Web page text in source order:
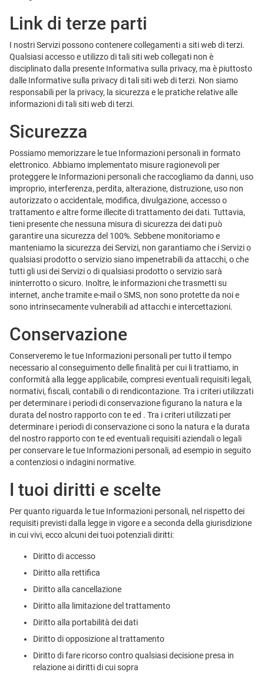
Link di terze parti
I nostri Servizi possono contenere collegamenti a siti web di terzi.
Qualsiasi accesso e utilizzo di tali siti web collegati non è
disciplinato dalla presente Informativa sulla privacy, ma è piuttosto
dalle Informative sulla privacy di tali siti web di terzi. Non siamo
responsabili per la privacy, la sicurezza e le pratiche relative alle
informazioni di tali siti web di terzi.
Sicurezza
Possiamo memorizzare le tue Informazioni personali in formato
elettronico. Abbiamo implementato misure ragionevoli per
proteggere le Informazioni personali che raccogliamo da danni, uso
improprio, interferenza, perdita, alterazione, distruzione, uso non
autorizzato o accidentale, modifica, divulgazione, accesso o
trattamento e altre forme illecite di trattamento dei dati. Tuttavia,
tieni presente che nessuna misura di sicurezza dei dati può
garantire una sicurezza del 100%. Sebbene monitoriamo e
manteniamo la sicurezza dei Servizi, non garantiamo che i Servizi o
qualsiasi prodotto o servizio siano impenetrabili da attacchi, o che
tutti gli usi dei Servizi o di qualsiasi prodotto o servizio sarà
ininterrotto o sicuro. Inoltre, le informazioni che trasmetti su
internet, anche tramite e-mail o SMS, non sono protette da noi e
sono intrinsecamente vulnerabili ad attacchi e intercettazioni.
Conservazione
Conserveremo le tue Informazioni personali per tutto il tempo
necessario al conseguimento delle finalità per cui li trattiamo, in
conformità alla legge applicabile, compresi eventuali requisiti legali,
normativi, fiscali, contabili o di rendicontazione. Tra i criteri utilizzati
per determinare i periodi di conservazione figurano la natura e la
durata del nostro rapporto con te ed . Tra i criteri utilizzati per
determinare i periodi di conservazione ci sono la natura e la durata
del nostro rapporto con te ed eventuali requisiti aziendali o legali
per conservare le tue Informazioni personali, ad esempio in seguito
a contenziosi o indagini normative.
I tuoi diritti e scelte
Per quanto riguarda le tue Informazioni personali, nel rispetto dei
requisiti previsti dalla legge in vigore e a seconda della giurisdizione
in cui vivi, ecco alcuni dei tuoi potenziali diritti:
Diritto di accesso
Diritto alla rettifica
Diritto alla cancellazione
Diritto alla limitazione del trattamento
Diritto alla portabilità dei dati
Diritto di opposizione al trattamento
Diritto di fare ricorso contro qualsiasi decisione presa in
relazione ai diritti di cui sopra